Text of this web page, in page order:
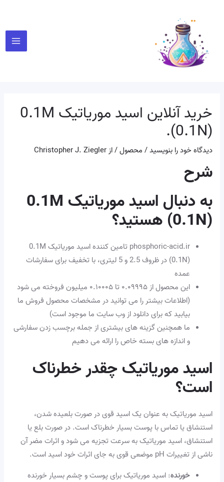
خرید آنلاین اسید موریاتیک 0.1M
(0.1N).
دیدگاه‌ خود را بنویسید/ محصول/ ازChristopher J. Ziegler
شرح
به دنبال اسید موریاتیک 0.1M
(0.1N) هستید؟
phosphoric-acid.ir تامین کننده اسید موریاتیک 0.1M
(0.1N) در ظروف 2.5 و 5 لیتری، با تخفیف برای سفارشات
عمده
این محصول از ۰.۰۹۹۹۵ تا ۰.۱۰۰۰۵ میلیون فروخته می شود
(اطلاعات بیشتر را می توانید در مشخصات محصول فروش ما
بیابید که برای دانلود از وب سایت ما موجود است)
ما همچنین گزینه های بیشتری از جمله برچسب زدن سفارشی
و اندازه های بسته خاص را ارائه می دهیم
اسید موریاتیک چقدر خطرناک
است؟
اسید موریاتیک به عنوان یک اسید قوی در صورت بلعیده شدن،
استنشاق یا تماس با پوست بسیار خطرناک است. در صورت بلع یا
استنشاق، اسید موریاتیک به سرعت تجزیه می شود و اثرات مضر آن
ناشی از تغییرات pH موضعی قوی به جای اثرات خود اسید است.
خورنده: اسید موریاتیک برای پوست و چشم بسیار خورنده
نوشته